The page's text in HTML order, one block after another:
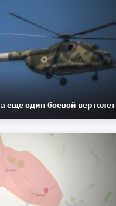
еще один боевой вертолет